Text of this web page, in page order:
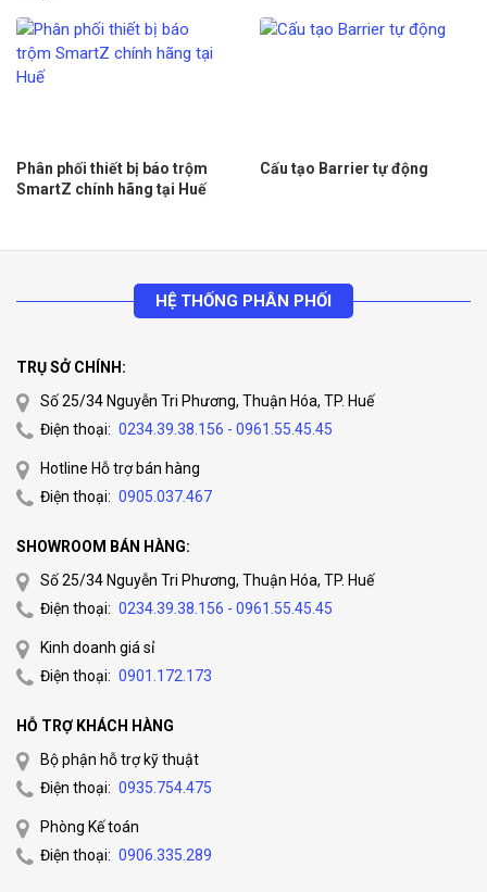
Phân phối thiết bị báo trộm
SmartZ chính hãng tại Huế
Cấu tạo Barrier tự động
HỆ THỐNG PHÂN PHỐI
TRỤ SỞ CHÍNH:
Số 25/34 Nguyễn Tri Phương, Thuận Hóa, TP. Huế
Điện thoại: 0234.39.38.156 - 0961.55.45.45
Hotline Hỗ trợ bán hàng
Điện thoại: 0905.037.467
SHOWROOM BÁN HÀNG:
Số 25/34 Nguyễn Tri Phương, Thuận Hóa, TP. Huế
Điện thoại: 0234.39.38.156 - 0961.55.45.45
Kinh doanh giá sỉ
Điện thoại: 0901.172.173
HỖ TRỢ KHÁCH HÀNG
Bộ phận hỗ trợ kỹ thuật
Điện thoại: 0935.754.475
Phòng Kế toán
Điện thoại: 0906.335.289